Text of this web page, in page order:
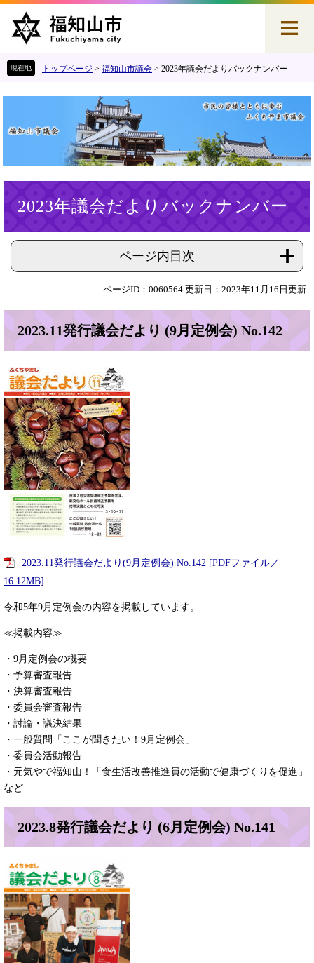
で
。
ば
て
へ
トップページ > 福知山市議会 > 2023年議会だよりバックナンバー
2023年議会だよりバックナンバー
ページ内目次
ページID：0060564 更新日：2023年11月16日更新
2023.11発行議会だより (9月定例会) No.142
2023.11発行議会だより(9月定例会) No.142 [PDFファイル／
16.12MB]
令和5年9月定例会の内容を掲載しています。
≪掲載内容≫
・9月定例会の概要
・予算審査報告
・決算審査報告
・委員会審査報告
・討論・議決結果
・一般質問「ここが聞きたい！9月定例会」
・委員会活動報告
・元気やで福知山！「食生活改善推進員の活動で健康づくりを促進」
など
2023.8発行議会だより (6月定例会) No.141